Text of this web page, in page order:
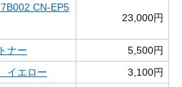
CN-EP5
23,000円
ナー
5,500円
イエロー
3,100円